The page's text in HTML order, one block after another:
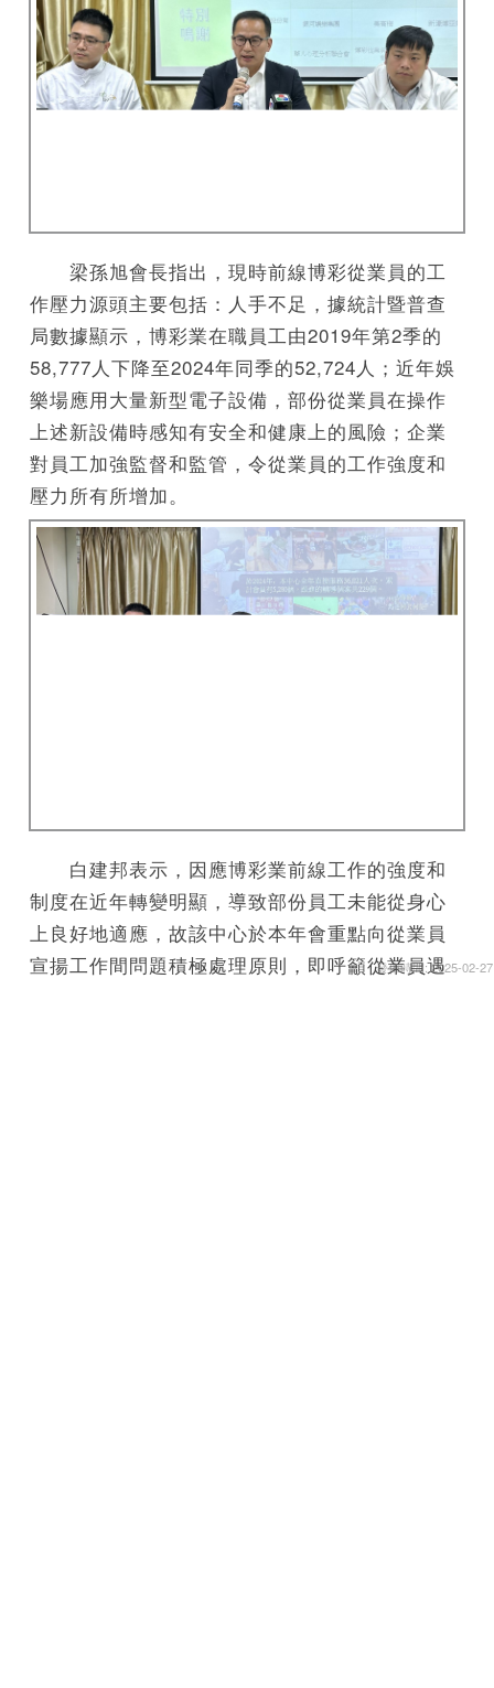
發佈時間: 2025-02-27
梁孫旭會長指出，現時前線博彩從業員的工
作壓力源頭主要包括：人手不足，據統計暨普查
局數據顯示，博彩業在職員工由2019年第2季的
58,777人下降至2024年同季的52,724人；近年娛
樂場應用大量新型電子設備，部份從業員在操作
上述新設備時感知有安全和健康上的風險；企業
對員工加強監督和監管，令從業員的工作強度和
壓力所有所增加。
白建邦表示，因應博彩業前線工作的強度和
制度在近年轉變明顯，導致部份員工未能從身心
上良好地適應，故該中心於本年會重點向從業員
宣揚工作間問題積極處理原則，即呼籲從業員遇